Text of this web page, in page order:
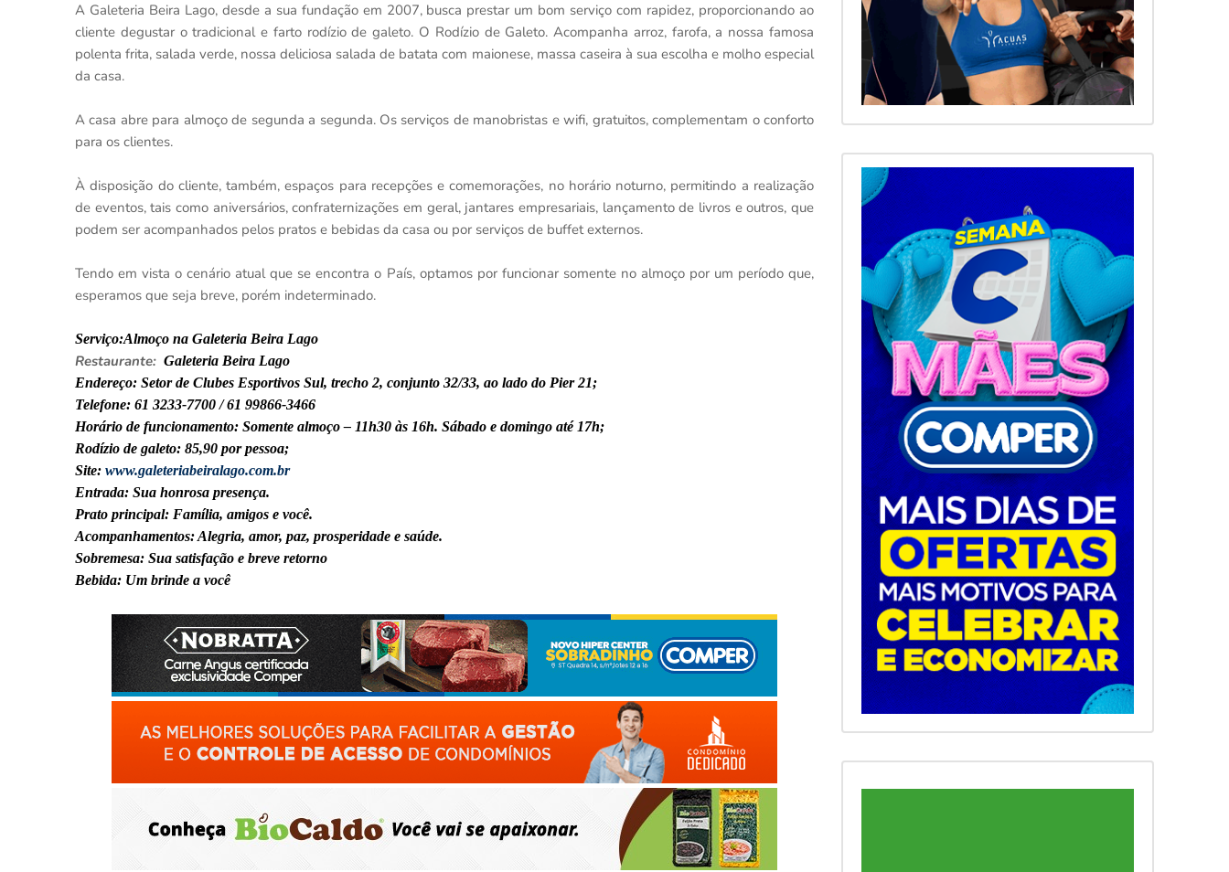
A Galeteria Beira Lago, desde a sua fundação em 2007, busca prestar um bom serviço com rapidez, proporcionando ao
cliente degustar o tradicional e farto rodízio de galeto. O Rodízio de Galeto. Acompanha arroz, farofa, a nossa famosa
polenta frita, salada verde, nossa deliciosa salada de batata com maionese, massa caseira à sua escolha e molho especial
da casa.
A casa abre para almoço de segunda a segunda. Os serviços de manobristas e wifi, gratuitos, complementam o conforto
para os clientes.
À disposição do cliente, também, espaços para recepções e comemorações, no horário noturno, permitindo a realização
de eventos, tais como aniversários, confraternizações em geral, jantares empresariais, lançamento de livros e outros, que
podem ser acompanhados pelos pratos e bebidas da casa ou por serviços de buffet externos.
Tendo em vista o cenário atual que se encontra o País, optamos por funcionar somente no almoço por um período que,
esperamos que seja breve, porém indeterminado.
Serviço:Almoço na Galeteria Beira Lago
Restaurante: Galeteria Beira Lago
Endereço: Setor de Clubes Esportivos Sul, trecho 2, conjunto 32/33, ao lado do Pier 21;
Telefone: 61 3233-7700 / 61 99866-3466
Horário de funcionamento: Somente almoço – 11h30 às 16h. Sábado e domingo até 17h;
Rodízio de galeto: 85,90 por pessoa;
Site: www.galeteriabeiralago.com.br
Entrada: Sua honrosa presença.
Prato principal: Família, amigos e você.
Acompanhamentos: Alegria, amor, paz, prosperidade e saúde.
Sobremesa: Sua satisfação e breve retorno
Bebida: Um brinde a você